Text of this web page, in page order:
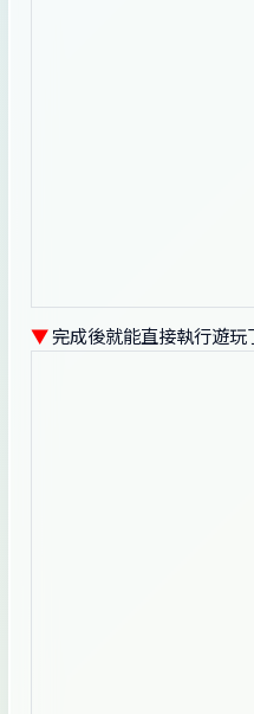
▼完成後就能直接執行遊玩